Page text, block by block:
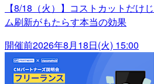
【8/18（火）】コストカットだけ
ム刷新がもたらす本当の効果
開催前2026年8月18日(火) 15:00